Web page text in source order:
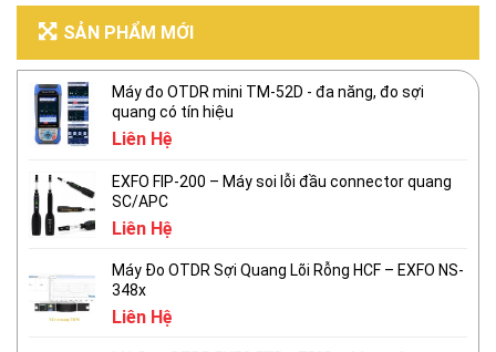
SẢN PHẨM MỚI
Máy đo OTDR mini TM-52D - đa năng, đo sợi
quang có tín hiệu
Liên Hệ
EXFO FIP-200 – Máy soi lỗi đầu connector quang
SC/APC
Liên Hệ
Máy Đo OTDR Sợi Quang Lõi Rỗng HCF – EXFO NS-
348x
Liên Hệ